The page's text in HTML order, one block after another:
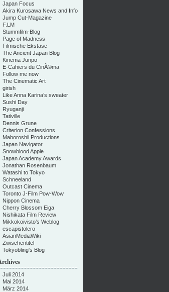
Japan Focus
Akira Kurosawa News and Info
Jump Cut-Magazine
F.LM
Stummfilm-Blog
Page of Madness
Filmische Ekstase
The Ancient Japan Blog
Kinema Junpo
E-Cahiers du CinÃ©ma
Follow me now
The Cinematic Art
girish
Like Anna Karina’s sweater
Sushi Day
Ryuganji
Tativille
Dennis Grune
Criterion Confessions
Maboroshii Productions
Japan Navigator
Snowblood Apple
Japan Academy Awards
Jonathan Rosenbaum
Watashi to Tokyo
Schneeland
Outcast Cinema
Toronto J-Film Pow-Wow
Nippon Cinema
Cherry Blossom Eiga
Nishikata Film Review
Mikkokoivisto’s Weblog
escapistolero
AsianMediaWiki
Zwischentitel
Tokyobling's Blog
Juli 2014
Mai 2014
März 2014